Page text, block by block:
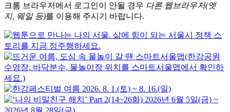
크롬 브라우저에서 로그인이 안될 경우 다른 웹브라우저(엣
지, 웨일 등)를 이용해 주시기 바랍니다.